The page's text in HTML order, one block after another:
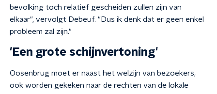
bevolking toch relatief gescheiden zullen zijn van
elkaar", vervolgt Debeuf. "Dus ik denk dat er geen enkel
probleem zal zijn."
'Een grote schijnvertoning'
Oosenbrug moet er naast het welzijn van bezoekers,
ook worden gekeken naar de rechten van de lokale